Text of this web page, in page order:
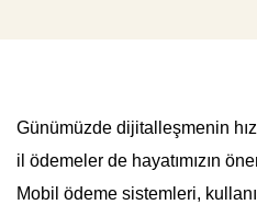
Günümüzde dijitalleşmenin
il ödemeler de hayatımızın
Mobil ödeme sistemleri,